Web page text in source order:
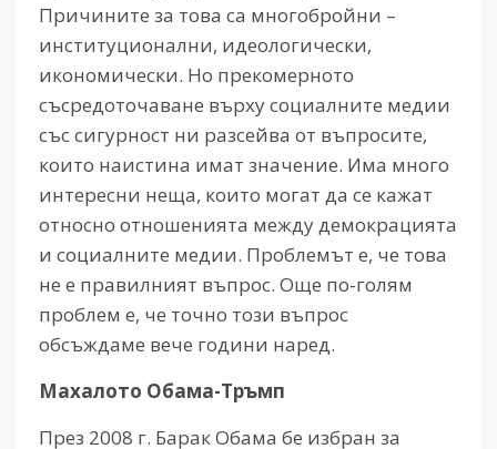
Причините за това са многобройни –
институционални, идеологически,
икономически. Но прекомерното
съсредоточаване върху социалните медии
със сигурност ни разсейва от въпросите,
които наистина имат значение. Има много
интересни неща, които могат да се кажат
относно отношенията между демокрацията
и социалните медии. Проблемът е, че това
не е правилният въпрос. Още по-голям
проблем е, че точно този въпрос
обсъждаме вече години наред.
Махалото Обама-Тръмп
През 2008 г. Барак Обама бе избран за